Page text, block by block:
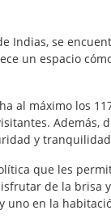
Indias, se
un espacio
al máximo los
Además,
y
que les
de la brisa
en la